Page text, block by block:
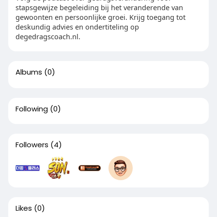
stapsgewijze begeleiding bij het veranderende van
gewoonten en persoonlijke groei. Krijg toegang tot
deskundig advies en ondertiteling op
degedragscoach.nl.
Albums (0)
Following (0)
Followers (4)
Likes (0)